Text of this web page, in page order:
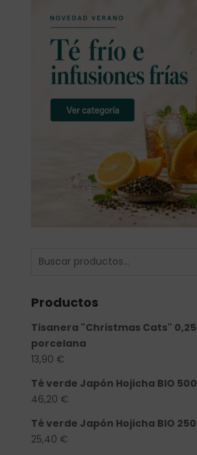
Productos
Tisanera "Christmas Cats"
porcelana
13,90 €
Té verde Japón Hojicha BIO
46,20 €
Té verde Japón Hojicha BIO
25,40 €